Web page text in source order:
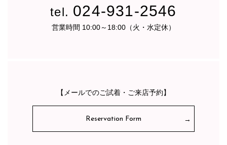
tel. 024-931-2546
営業時間 10:00～18:00（火・水定休）
【メールでのご試着・ご来店予約】
Reservation Form